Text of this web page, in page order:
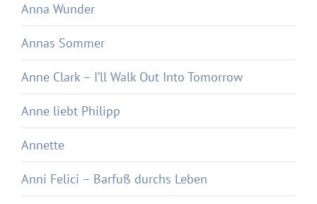
Anna Wunder
Annas Sommer
Anne Clark – I’ll Walk Out Into Tomorrow
Anne liebt Philipp
Annette
Anni Felici – Barfuß durchs Leben